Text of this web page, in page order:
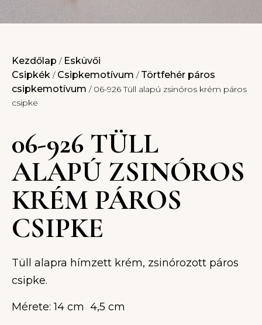
Kezdőlap / Esküvői
Csipkék / Csipkemotívum / Törtfehér páros
csipkemotívum / 06-926 Tüll alapú zsinóros krém páros
csipke
06-926 TÜLL
ALAPÚ ZSINÓROS
KRÉM PÁROS
CSIPKE
Tüll alapra hímzett krém, zsinórozott páros
csipke.
Mérete: 14 cm 4,5 cm